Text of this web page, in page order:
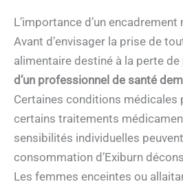
L’importance d’un encadrement
Avant d’envisager la prise de
alimentaire destiné à la perte de
d’un professionnel de santé
Certaines conditions médicales
certains traitements
sensibilités individuelles
consommation d’Exiburn
Les femmes enceintes ou